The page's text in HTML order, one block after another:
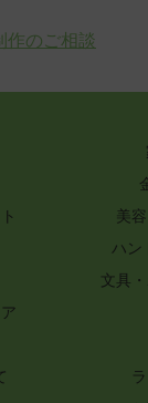
作のご相談
美
ハン
文具